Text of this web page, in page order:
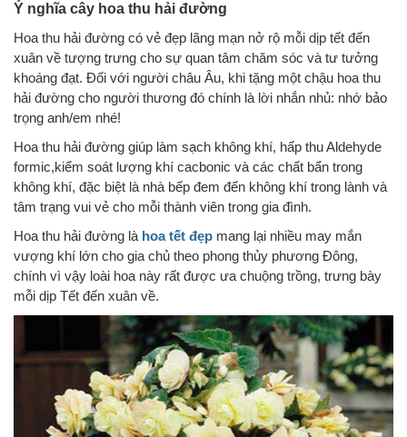
Ý nghĩa cây hoa thu hải đường
Hoa thu hải đường có vẻ đẹp lãng mạn nở rộ mỗi dịp tết đến
xuân về tượng trưng cho sự quan tâm chăm sóc và tư tưởng
khoáng đạt. Đối với người châu Âu, khi tặng một chậu hoa thu
hải đường cho người thương đó chính là lời nhắn nhủ: nhớ bảo
trọng anh/em nhé!
Hoa thu hải đường giúp làm sạch không khí, hấp thu Aldehyde
formic,kiểm soát lượng khí cacbonic và các chất bẩn trong
không khí, đặc biệt là nhà bếp đem đến không khí trong lành và
tâm trạng vui vẻ cho mỗi thành viên trong gia đình.
Hoa thu hải đường là hoa tết đẹp mang lại nhiều may mắn
vượng khí lớn cho gia chủ theo phong thủy phương Đông,
chính vì vậy loài hoa này rất được ưa chuộng trồng, trưng bày
mỗi dịp Tết đến xuân về.